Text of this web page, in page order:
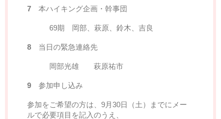
7 本ハイキング企画・幹事団
69期 岡部、萩原、鈴木、吉良
8 当日の緊急連絡先
岡部光雄 萩原祐市
9 参加申し込み
参加をご希望の方は、9月30日（土）までにメー
ルで必要項目を記入のうえ、